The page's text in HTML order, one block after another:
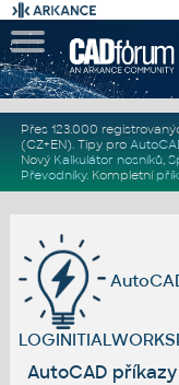
Přes 123.000
(CZ+EN). Tipy pro
Nový Kalkulátor nosníků,
Převodníky. Kompletní
AutoCAD příkazy